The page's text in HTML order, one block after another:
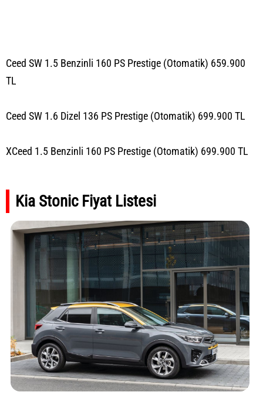
Ceed SW 1.5 Benzinli 160 PS Prestige (Otomatik) 659.900
TL
Ceed SW 1.6 Dizel 136 PS Prestige (Otomatik) 699.900 TL
XCeed 1.5 Benzinli 160 PS Prestige (Otomatik) 699.900 TL
Kia Stonic Fiyat Listesi